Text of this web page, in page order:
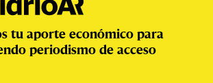
tu aporte económico para
periodismo de acceso